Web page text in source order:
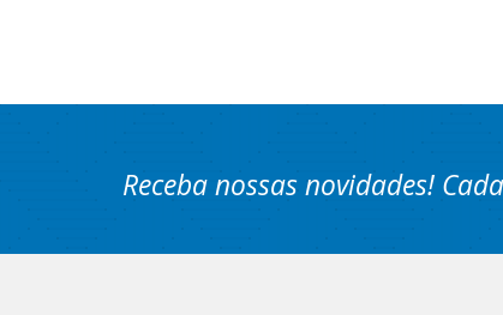
Receba nossas novidades!